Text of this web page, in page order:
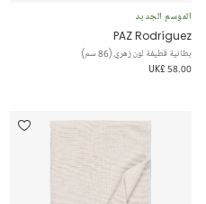
الموسم الجديد
PAZ Rodríguez
بطانية قطيفة لون زهري (86 سم)
UK£ 58.00